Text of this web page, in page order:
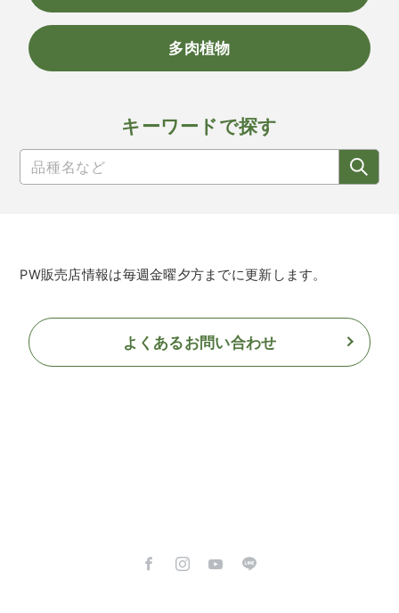
多肉植物
キーワードで探す
PW販売店情報は毎週金曜夕方までに更新します。
よくあるお問い合わせ